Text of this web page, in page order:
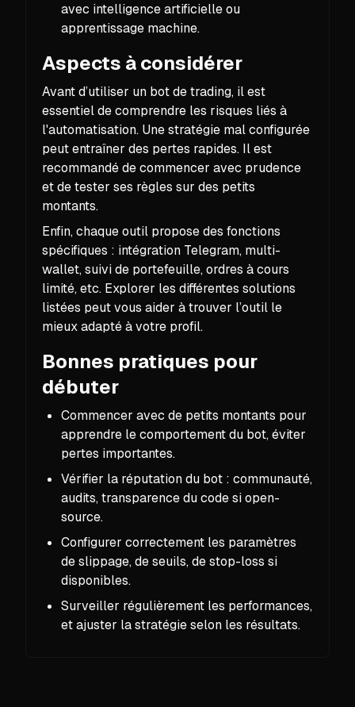
avec intelligence artificielle ou
apprentissage machine.
Aspects à considérer
Avant d’utiliser un bot de trading, il est
essentiel de comprendre les risques liés à
l'automatisation. Une stratégie mal configurée
peut entraîner des pertes rapides. Il est
recommandé de commencer avec prudence
et de tester ses règles sur des petits
montants.
Enfin, chaque outil propose des fonctions
spécifiques : intégration Telegram, multi-
wallet, suivi de portefeuille, ordres à cours
limité, etc. Explorer les différentes solutions
listées peut vous aider à trouver l’outil le
mieux adapté à votre profil.
Bonnes pratiques pour
débuter
Commencer avec de petits montants pour
apprendre le comportement du bot, éviter
pertes importantes.
Vérifier la réputation du bot : communauté,
audits, transparence du code si open-
source.
Configurer correctement les paramètres
de slippage, de seuils, de stop-loss si
disponibles.
Surveiller régulièrement les performances,
et ajuster la stratégie selon les résultats.